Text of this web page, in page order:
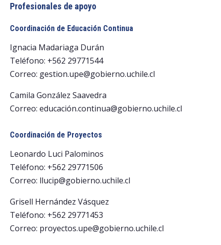
Profesionales de apoyo
Coordinación de Educación Continua
Ignacia Madariaga Durán
Teléfono: +562 29771544
Correo: gestion.upe@gobierno.uchile.cl
Camila González Saavedra
Correo: educación.continua@gobierno.uchile.cl
Coordinación de Proyectos
Leonardo Luci Palominos
Teléfono: +562 29771506
Correo: llucip@gobierno.uchile.cl
Grisell Hernández Vásquez
Teléfono: +562 29771453
Correo: proyectos.upe@gobierno.uchile.cl